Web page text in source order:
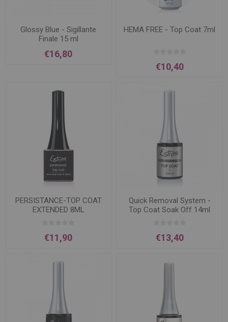
Glossy Blue - Sigillante
Finale 15 ml
€16,80
HEMA FREE - Top Coat 7ml
€10,40
PERSISTANCE-TOP COAT
EXTENDED 8ML
€11,90
Quick Removal System -
Top Coat Soak Off 14ml
€13,40